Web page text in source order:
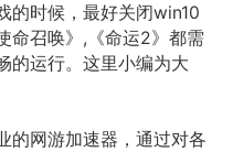
的时候，最好关闭win10
命召唤》,《命运2》都需
的运行。这里小编为大
的网游加速器，通过对各